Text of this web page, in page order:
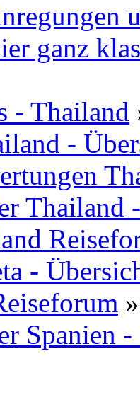
ganz
- Thailand
-
Thailand
-
»
Spanien